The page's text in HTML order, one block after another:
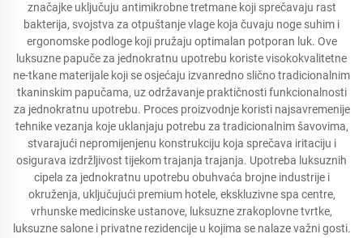
značajke uključuju antimikrobne tretmane koji sprečavaju rast
bakterija, svojstva za otpuštanje vlage koja čuvaju noge suhim i
ergonomske podloge koji pružaju optimalan potporan luk. Ove
luksuzne papuče za jednokratnu upotrebu koriste visokokvalitetne
ne-tkane materijale koji se osjećaju izvanredno slično tradicionalnim
tkaninskim papučama, uz održavanje praktičnosti funkcionalnosti
za jednokratnu upotrebu. Proces proizvodnje koristi najsavremenije
tehnike vezanja koje uklanjaju potrebu za tradicionalnim šavovima,
stvarajući nepromijenjenu konstrukciju koja sprečava iritaciju i
osigurava izdržljivost tijekom trajanja trajanja. Upotreba luksuznih
cipela za jednokratnu upotrebu obuhvaća brojne industrije i
okruženja, uključujući premium hotele, ekskluzivne spa centre,
vrhunske medicinske ustanove, luksuzne zrakoplovne tvrtke,
luksuzne salone i privatne rezidencije u kojima se nalaze važni gosti.